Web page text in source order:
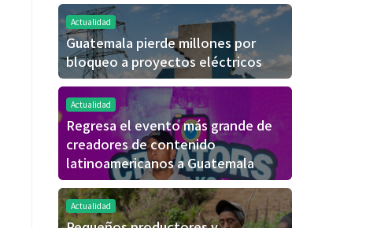
Actualidad
Guatemala pierde millones por
bloqueo a proyectos eléctricos
Actualidad
Regresa el evento más grande de
creadores de contenido
latinoamericanos a Guatemala
Actualidad